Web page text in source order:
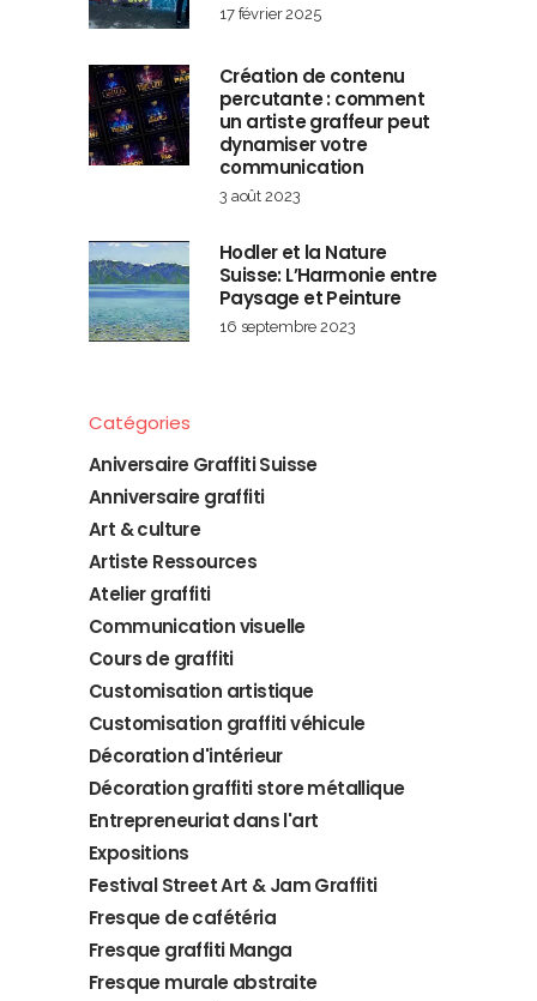
17 février 2025
Création de contenu
percutante : comment
un artiste graffeur peut
dynamiser votre
communication
3 août 2023
Hodler et la Nature
Suisse: L’Harmonie entre
Paysage et Peinture
16 septembre 2023
Catégories
Aniversaire Graffiti Suisse
Anniversaire graffiti
Art & culture
Artiste Ressources
Atelier graffiti
Communication visuelle
Cours de graffiti
Customisation artistique
Customisation graffiti véhicule
Décoration d'intérieur
Décoration graffiti store métallique
Entrepreneuriat dans l'art
Expositions
Festival Street Art & Jam Graffiti
Fresque de cafétéria
Fresque graffiti Manga
Fresque murale abstraite